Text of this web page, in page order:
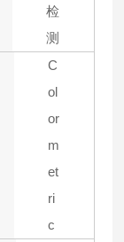
检
测
C
ol
or
m
et
ri
c